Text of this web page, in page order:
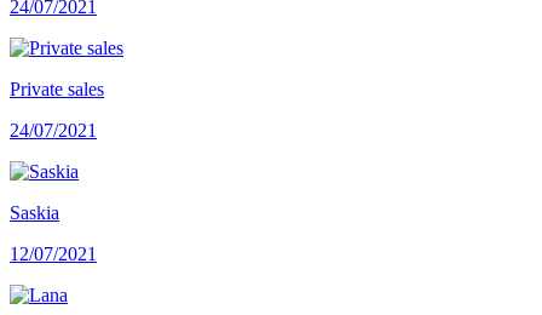
24/07/2021
Private sales
24/07/2021
Saskia
12/07/2021